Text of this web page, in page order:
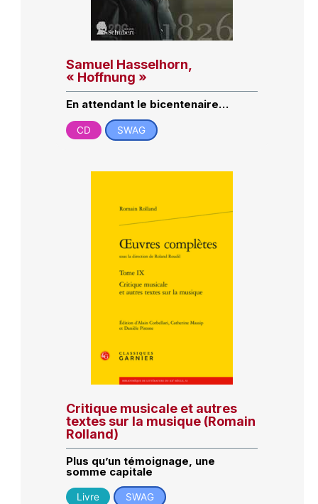
Samuel Hasselhorn,
« Hoffnung »
En attendant le bicentenaire…
CD SWAG
Critique musicale et autres
textes sur la musique (Romain
Rolland)
Plus qu’un témoignage, une
somme capitale
Livre SWAG